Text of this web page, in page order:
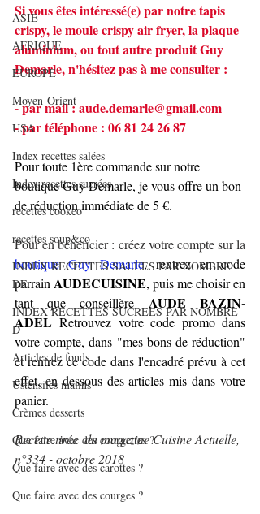
ASIE
AFRIQUE
EUROPE
Moyen-Orient
USA
Index recettes salées
Index recettes sucrées
recettes cookeo
recettes soup&co
INDEX RECETTES SALEES PAR NOMBRE
DE
INDEX RECETTES SUCREES PAR NOMBRE
D
Articles de fonds
Ustensiles malins
Crèmes desserts
Que faire avec des courgettes ?
Que faire avec des carottes ?
Que faire avec des courges ?
Si vous êtes intéressé(e) par notre tapis
crispy, le moule crispy air fryer, la plaque
aluminium, ou tout autre produit Guy
Demarle, n'hésitez pas à me consulter :
- par mail : aude.demarle@gmail.com
- par téléphone : 06 81 24 26 87
Pour toute 1ère commande sur notre
boutique Guy Demarle, je vous offre un bon
de réduction immédiate de 5 €.
boutique Guy Demarle, rentrez en code
parrain AUDECUISINE, puis me choisir en
tant que conseillère AUDE BAZIN-
ADEL Retrouvez votre code promo dans
votre compte, dans "mes bons de réduction"
et rentrez ce code dans l'encadré prévu à cet
effet, en dessous des articles mis dans votre
panier.
Recette tirée  du magazine Cuisine Actuelle,
n°334 - octobre 2018